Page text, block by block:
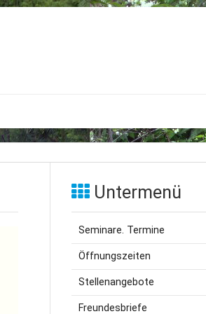
Untermenü
Seminare. Termine
Öffnungszeiten
Stellenangebote
Freundesbriefe